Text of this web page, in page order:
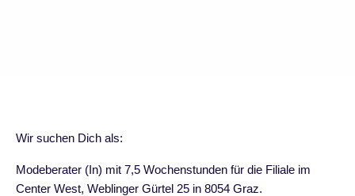
Wir suchen Dich als:
Modeberater (In) mit 7,5 Wochenstunden für die Filiale im
Center West, Weblinger Gürtel 25 in 8054 Graz.